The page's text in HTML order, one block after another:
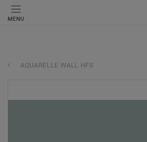
MENU
AQUARELLE WALL HFS